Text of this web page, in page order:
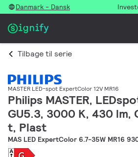
Danmark - Dansk
Tilbage til serie
MASTER LED-spot ExpertColor 12V MR16
Philips MASTER,
GU5.3, 3000 K, 430 lm,
t, Plast
MAS LED ExpertColor 6.7-35W MR16